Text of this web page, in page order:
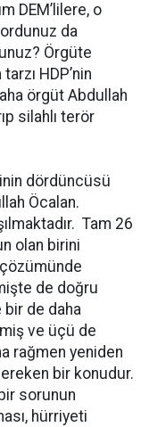
DEM’lilere, o
da
Örgüte
HDP’nin
örgüt Abdullah
silahlı terör
dördüncüsü
Öcalan.
Tam 26
olan birini
de doğru
de daha
ve üçü de
rağmen yeniden
bir konudur.
sorunun
hürriyeti